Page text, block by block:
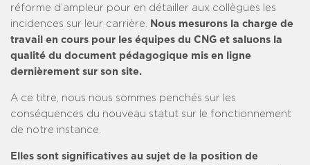
réforme d’ampleur pour en détailler aux collègues les
incidences sur leur carrière.
Nous mesurons la charge de
travail en cours pour les équipes du CNG et saluons la
qualité du document pédagogique mis en ligne
dernièrement sur son site.
A ce titre, nous nous sommes penchés sur les
conséquences du nouveau statut sur le fonctionnement
de notre instance.
Elles sont significatives au sujet de la position de